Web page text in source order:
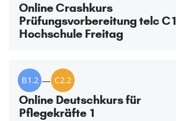
Online Crashkurs
Prüfungsvorbereitung telc C1
Hochschule Freitag
B1.2 — C2.2
Online Deutschkurs für
Pflegekräfte 1